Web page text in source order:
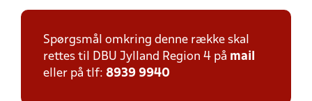
Spørgsmål omkring denne række skal
rettes til DBU Jylland Region 4 på mail
eller på tlf: 8939 9940